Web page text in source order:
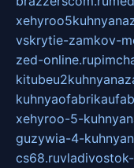
vskrytie-zamkov-
zed-online.ru
xehyroo-5-
guzywia-4-
cs68.ru